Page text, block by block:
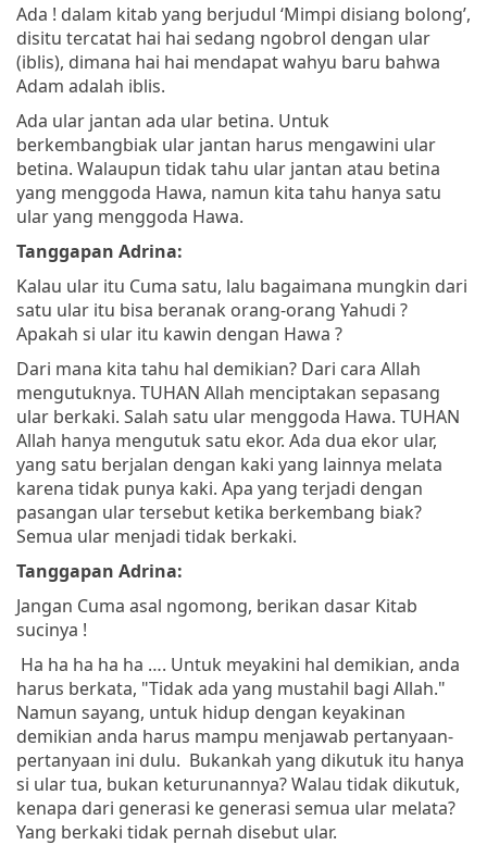
Ada ! dalam kitab yang berjudul ‘Mimpi disiang bolong’,
disitu tercatat hai hai sedang ngobrol dengan ular
(iblis), dimana hai hai mendapat wahyu baru bahwa
Adam adalah iblis.
Ada ular jantan ada ular betina. Untuk
berkembangbiak ular jantan harus mengawini ular
betina. Walaupun tidak tahu ular jantan atau betina
yang menggoda Hawa, namun kita tahu hanya satu
ular yang menggoda Hawa.
Tanggapan Adrina:
Kalau ular itu Cuma satu, lalu bagaimana mungkin dari
satu ular itu bisa beranak orang-orang Yahudi ?
Apakah si ular itu kawin dengan Hawa ?
Dari mana kita tahu hal demikian? Dari cara Allah
mengutuknya. TUHAN Allah menciptakan sepasang
ular berkaki. Salah satu ular menggoda Hawa. TUHAN
Allah hanya mengutuk satu ekor. Ada dua ekor ular,
yang satu berjalan dengan kaki yang lainnya melata
karena tidak punya kaki. Apa yang terjadi dengan
pasangan ular tersebut ketika berkembang biak?
Semua ular menjadi tidak berkaki.
Tanggapan Adrina:
Jangan Cuma asal ngomong, berikan dasar Kitab
sucinya !
Ha ha ha ha ha …. Untuk meyakini hal demikian, anda
harus berkata, "Tidak ada yang mustahil bagi Allah."
Namun sayang, untuk hidup dengan keyakinan
demikian anda harus mampu menjawab pertanyaan-
pertanyaan ini dulu. Bukankah yang dikutuk itu hanya
si ular tua, bukan keturunannya? Walau tidak dikutuk,
kenapa dari generasi ke generasi semua ular melata?
Yang berkaki tidak pernah disebut ular.